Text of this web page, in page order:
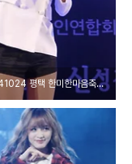
[CAM] 141024 평택 한미한마음축제 - 레인보우 by 다카코마츠